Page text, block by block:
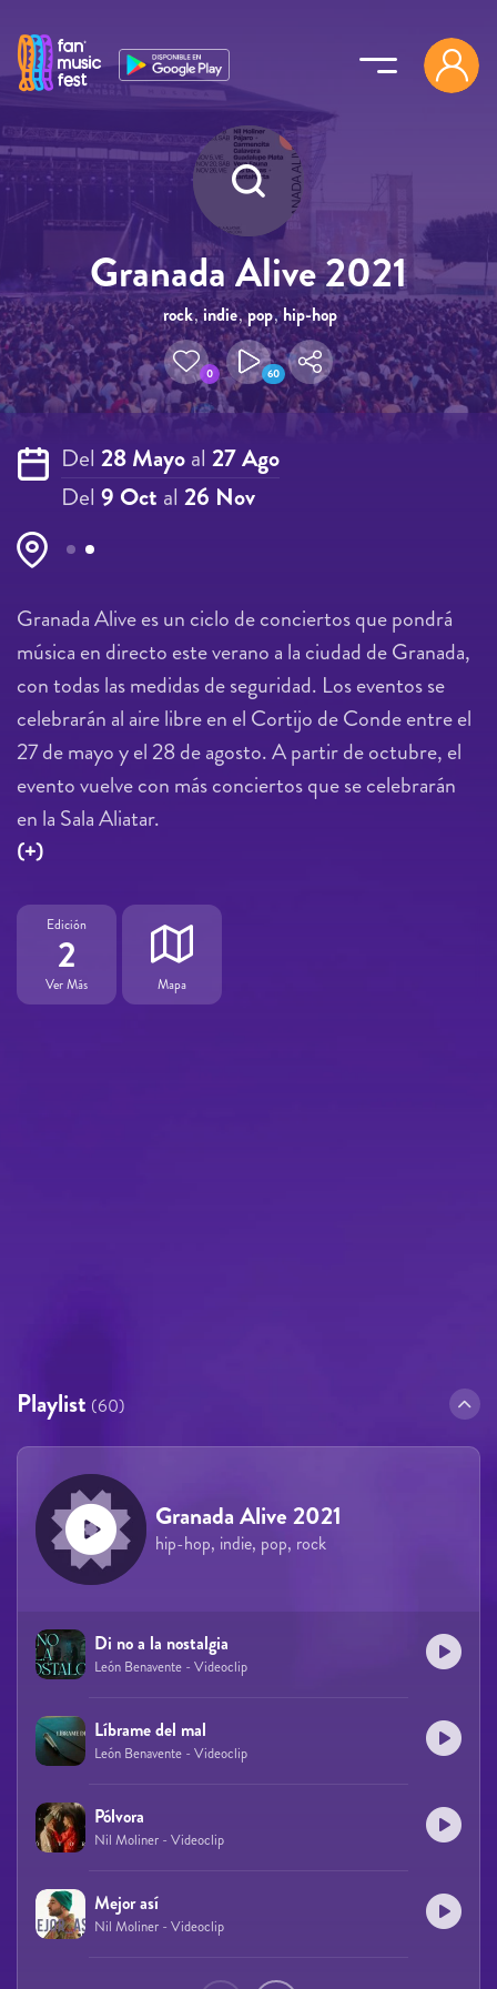
Granada Alive 2021
rock, indie, pop,hip-hop
0 60
Del 28 Mayoal 27 Ago
Del 9 Oct al 26 Nov
Páginas
Granada Alive es un ciclo de conciertos que pondrá
música en directo este verano a la ciudad de Granada,
con todas las medidas de seguridad. Los eventos se
celebrarán al aire libre en el Cortijo de Conde entre el
27 de mayo y el 28 de agosto. A partir de octubre, el
evento vuelve con más conciertos que se celebrarán
en la Sala Aliatar.
(+)
Edición
2
Ver Más Mapa
Playlist (60)
Granada Alive 2021
hip-hop, indie, pop, rock
Di no a la nostalgia
León Benavente - Videoclip
Líbrame del mal
León Benavente - Videoclip
Pólvora
Nil Moliner - Videoclip
Mejor así
Nil Moliner - Videoclip